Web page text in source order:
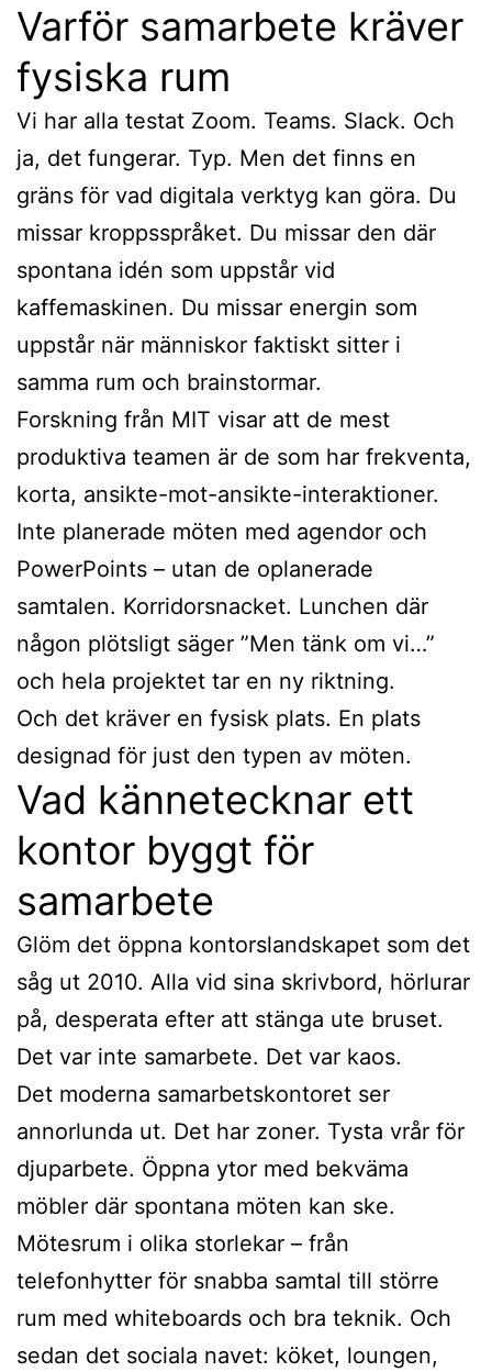
Varför samarbete kräver
fysiska rum
Vi har alla testat Zoom. Teams. Slack. Och
ja, det fungerar. Typ. Men det finns en
gräns för vad digitala verktyg kan göra. Du
missar kroppsspråket. Du missar den där
spontana idén som uppstår vid
kaffemaskinen. Du missar energin som
uppstår när människor faktiskt sitter i
samma rum och brainstormar.
Forskning från MIT visar att de mest
produktiva teamen är de som har frekventa,
korta, ansikte-mot-ansikte-interaktioner.
Inte planerade möten med agendor och
PowerPoints – utan de oplanerade
samtalen. Korridorsnacket. Lunchen där
någon plötsligt säger ”Men tänk om vi…”
och hela projektet tar en ny riktning.
Och det kräver en fysisk plats. En plats
designad för just den typen av möten.
Vad kännetecknar ett
kontor byggt för
samarbete
Glöm det öppna kontorslandskapet som det
såg ut 2010. Alla vid sina skrivbord, hörlurar
på, desperata efter att stänga ute bruset.
Det var inte samarbete. Det var kaos.
Det moderna samarbetskontoret ser
annorlunda ut. Det har zoner. Tysta vrår för
djuparbete. Öppna ytor med bekväma
möbler där spontana möten kan ske.
Mötesrum i olika storlekar – från
telefonhytter för snabba samtal till större
rum med whiteboards och bra teknik. Och
sedan det sociala navet: köket, loungen,